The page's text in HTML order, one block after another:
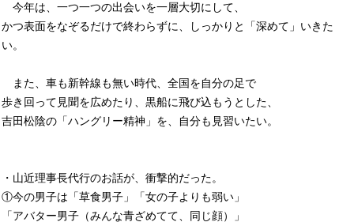
今年は、一つ一つの出会いを一層大切にして、
かつ表面をなぞるだけで終わらずに、しっかりと「深めて」いきた
い。
また、車も新幹線も無い時代、全国を自分の足で
歩き回って見聞を広めたり、黒船に飛び込もうとした、
吉田松陰の「ハングリー精神」を、自分も見習いたい。
・山近理事長代行のお話が、衝撃的だった。
①今の男子は「草食男子」「女の子よりも弱い」
「アバター男子（みんな青ざめてて、同じ顔）」